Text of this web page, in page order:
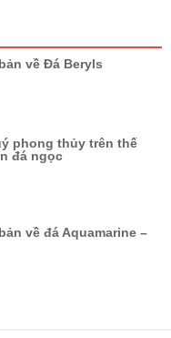
về Đá Beryls
phong thủy trên thế
đá ngọc
về đá Aquamarine –